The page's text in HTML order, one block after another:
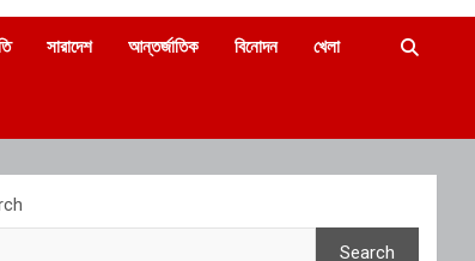
সারাদেশ আন্তর্জাতিক বিনোদন খেলা
Search